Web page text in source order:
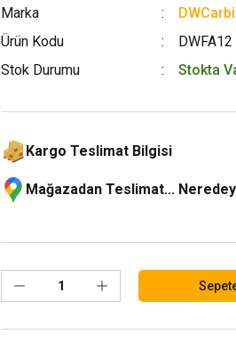
Marka
Ürün Kodu
DWFA12
Stok Durumu
Stokta
Kargo Teslimat Bilgisi
Mağazadan Teslimat...